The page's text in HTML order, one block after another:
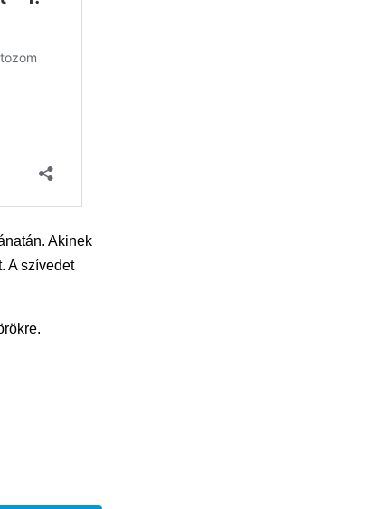
Akinek
A szívedet